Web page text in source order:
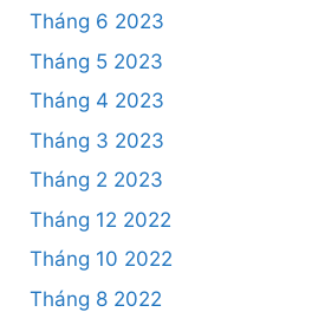
Tháng 6 2023
Tháng 5 2023
Tháng 4 2023
Tháng 3 2023
Tháng 2 2023
Tháng 12 2022
Tháng 10 2022
Tháng 8 2022